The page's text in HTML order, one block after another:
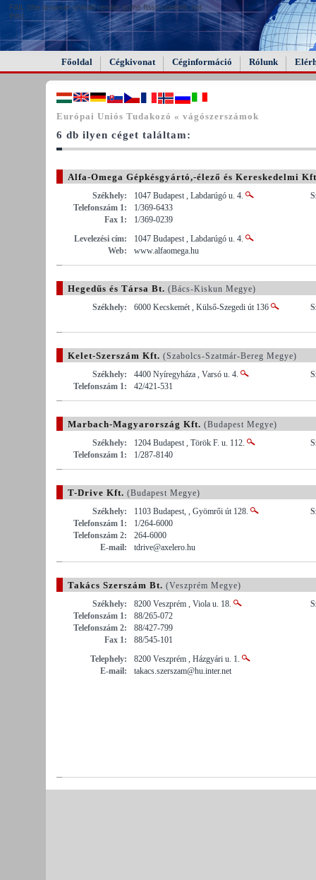
FAIL (the browser should render some flash content, not
this).
Főoldal Cégkivonat Céginformáció Rólunk
Európai Uniós Tudakozó « vágószerszámok
6 db ilyen céget találtam:
Alfa-Omega Gépkésgyártó,-élező és Kereskedelmi
Székhely:
1047 Budapest , Labdarúgó u. 4.
Telefonszám 1:
1/369-6433
Fax 1:
1/369-0239
Levelezési cím:
1047 Budapest , Labdarúgó u. 4.
Web:
www.alfaomega.hu
Hegedűs és Társa Bt. (Bács-Kiskun Megye)
Székhely:
6000 Kecskemét , Külső-Szegedi út 136
Kelet-Szerszám Kft. (Szabolcs-Szatmár-Bereg Megye)
Székhely:
4400 Nyíregyháza , Varsó u. 4.
Telefonszám 1:
42/421-531
Marbach-Magyarország Kft. (Budapest Megye)
Székhely:
1204 Budapest , Török F. u. 112.
Telefonszám 1:
1/287-8140
T-Drive Kft. (Budapest Megye)
Székhely:
1103 Budapest, , Gyömrői út 128.
Telefonszám 1:
1/264-6000
Telefonszám 2:
264-6000
E-mail:
tdrive@axelero.hu
Takács Szerszám Bt. (Veszprém Megye)
Székhely:
8200 Veszprém , Viola u. 18.
Telefonszám 1:
88/265-072
Telefonszám 2:
88/427-799
Fax 1:
88/545-101
Telephely:
8200 Veszprém , Házgyári u. 1.
E-mail:
takacs.szerszam@hu.inter.net